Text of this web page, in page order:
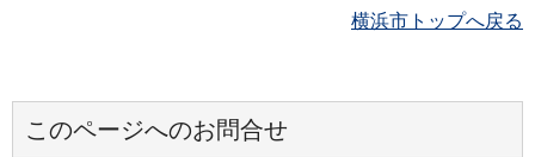
横浜市トップへ戻る
このページへのお問合せ